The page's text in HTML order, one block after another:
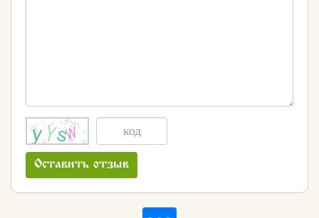
Оставить отзыв